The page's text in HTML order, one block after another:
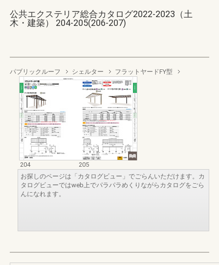
公共エクステリア総合カタログ2022-2023（土
木・建築） 204-205(206-207)
パブリックルーフ シェルター フラットヤードFY型
204
205
お探しのページは「カタログビュー」でごらんいただけます。カ
タログビューではweb上でパラパラめくりながらカタログをごら
んになれます。